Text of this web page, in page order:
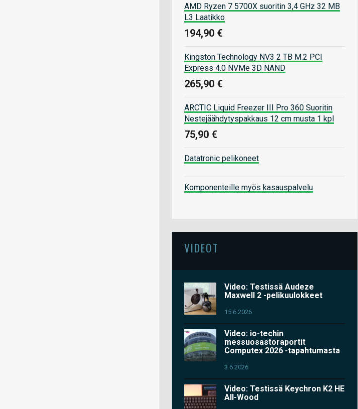
AMD Ryzen 7 5700X suoritin 3,4 GHz 32 MB
L3 Laatikko
194,90 €
Kingston Technology NV3 2 TB M.2 PCI
Express 4.0 NVMe 3D NAND
265,90 €
ARCTIC Liquid Freezer III Pro 360 Suoritin
Nestejäähdytyspakkaus 12 cm musta 1 kpl
75,90 €
Datatronic pelikoneet
Komponenteille myös kasauspalvelu
VIDEOT
Video: Testissä Audeze
Maxwell 2 -pelikuulokkeet
15.6.2026
Video: io-techin
messuosastoraportit
Computex 2026 -tapahtumasta
3.6.2026
Video: Testissä Keychron K2 HE
All-Wood